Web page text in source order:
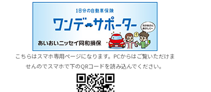
こちらはスマホ専用ページになります。PCからはご覧いただけま
せんのでスマホで下のQRコードを読み込んでください。